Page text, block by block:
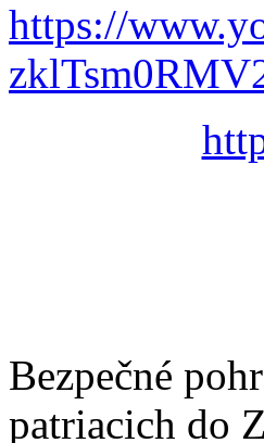
https://
Bezpečné
patriacich do